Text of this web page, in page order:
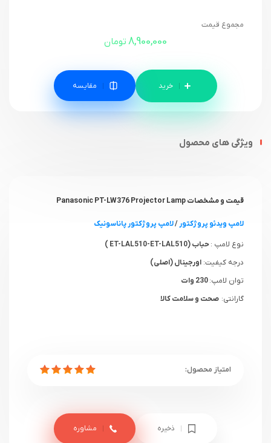
مجموع قیمت
8,900,000 تومان
مقایسه
ویژگی های محصول
قیمت و مشخصات Panasonic PT-LW376 Projector Lamp
لامپ ویدئو پروژکتور /لامپ پروژکتور پاناسونیک
نوع لامپ :حباب (ET-LAL510-ET-LAL510 )
درجه کیفیت: اورجینال (اصلی)
توان لامپ:
گارانتی: صحت و سلامت کالا
ذخیره مشاوره